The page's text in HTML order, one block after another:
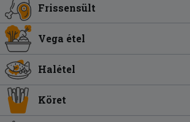
Frissensült
Vega étel
Halétel
Köret